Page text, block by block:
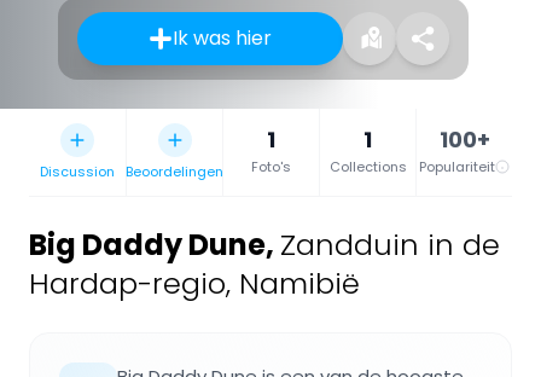
Ik was hier
Discussion Beoordelingen
1
Foto's
1
Collections
100+
Populariteit
Big Daddy Dune, Zandduin in de
Hardap-regio, Namibië